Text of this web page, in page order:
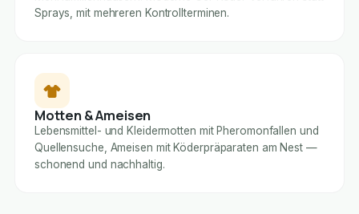
Sprays, mit mehreren Kontrollterminen.
Motten & Ameisen
Lebensmittel- und Kleidermotten mit Pheromonfallen und
Quellensuche, Ameisen mit Köderpräparaten am Nest —
schonend und nachhaltig.